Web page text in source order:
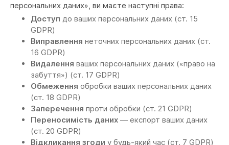
персональних даних», ви маєте наступні права:
Доступ до ваших персональних даних (ст. 15
GDPR)
Виправлення неточних персональних даних (ст.
16 GDPR)
Видалення ваших персональних даних («право на
забуття») (ст. 17 GDPR)
Обмеження обробки ваших персональних даних
(ст. 18 GDPR)
Заперечення проти обробки (ст. 21 GDPR)
Переносимість даних — експорт ваших даних
(ст. 20 GDPR)
Відкликання згоди у будь-який час (ст. 7 GDPR)